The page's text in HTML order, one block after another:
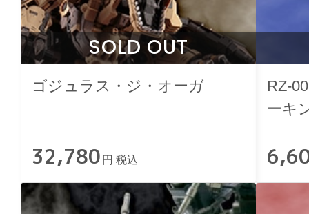
SOLD OUT
ゴジュラス・ジ・オーガ
32,780 円 税込
RZ-
ーキ